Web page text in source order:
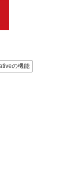
の機能